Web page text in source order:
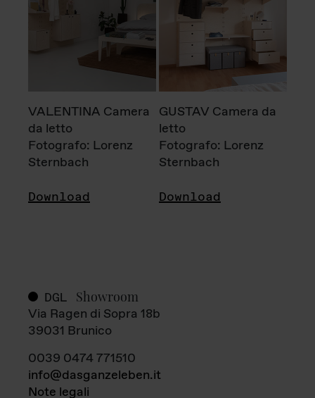
VALENTINA Camera
da letto
Fotografo: Lorenz
Sternbach
Download
GUSTAV Camera da
letto
Fotografo: Lorenz
Sternbach
Download
DGL Showroom
Via Ragen di Sopra 18b
39031 Brunico
0039 0474 771510
info@dasganzeleben.it
Note legali